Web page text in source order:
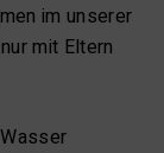
im unserer
mit Eltern